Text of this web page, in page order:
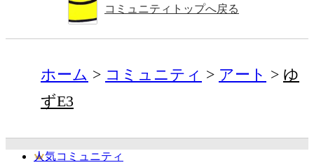
コミュニティトップへ戻る
ホーム コミュニティ アート
ゆ
ずE3
人気コミュニティ